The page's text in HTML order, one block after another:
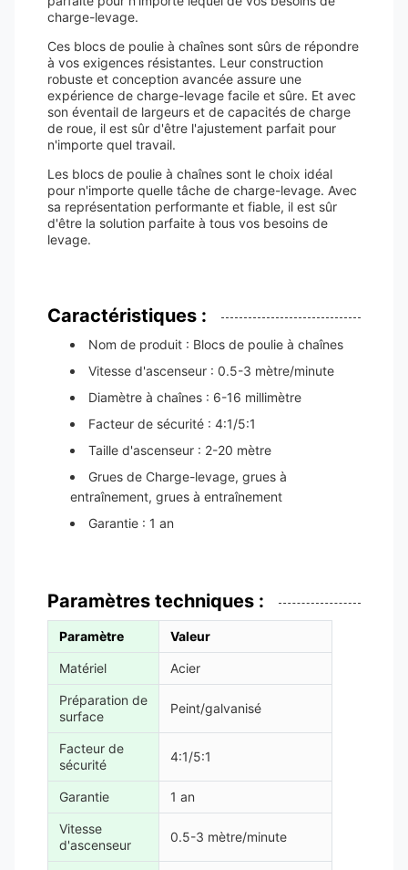
charge-levage.
Ces blocs de poulie à chaînes sont sûrs de répondre
à vos exigences résistantes. Leur construction
robuste et conception avancée assure une
expérience de charge-levage facile et sûre. Et avec
son éventail de largeurs et de capacités de charge
de roue, il est sûr d'être l'ajustement parfait pour
n'importe quel travail.
Les blocs de poulie à chaînes sont le choix idéal
pour n'importe quelle tâche de charge-levage. Avec
sa représentation performante et fiable, il est sûr
d'être la solution parfaite à tous vos besoins de
levage.
Caractéristiques :
Nom de produit : Blocs de poulie à chaînes
Vitesse d'ascenseur : 0.5-3 mètre/minute
Diamètre à chaînes : 6-16 millimètre
Facteur de sécurité : 4:1/5:1
Taille d'ascenseur : 2-20 mètre
Grues de Charge-levage, grues à
entraînement, grues à entraînement
Garantie : 1 an
Paramètres techniques :
Paramètre Valeur
Matériel Acier
Préparation de
surface
Peint/galvanisé
Facteur de
sécurité
4:1/5:1
Garantie 1 an
Vitesse
d'ascenseur
0.5-3 mètre/minute